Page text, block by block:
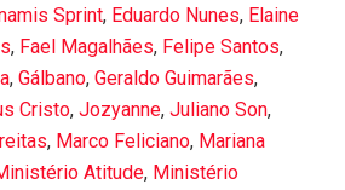
Sprint, Eduardo Nunes, Elaine
, Fael Magalhães, Felipe Santos,
, Gálbano, Geraldo Guimarães,
Cristo, Jozyanne, Juliano Son,
, Marco Feliciano, Mariana
Atitude, Ministério